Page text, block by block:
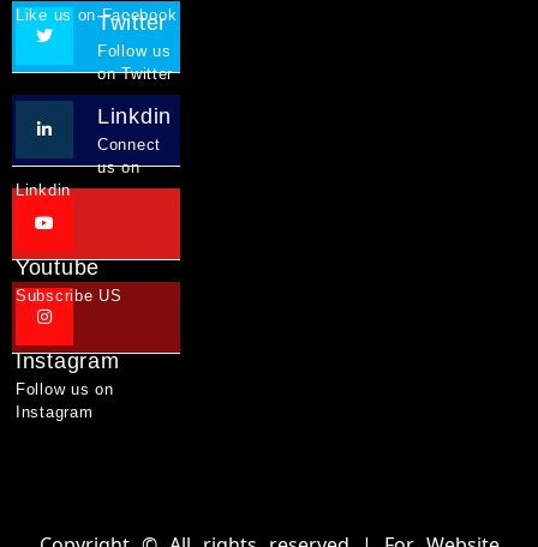
Like us on Facebook
Twitter
Follow us
on Twitter
Linkdin
Connect
us on
Linkdin
Youtube
Subscribe US
Instagram
Follow us on
Instagram